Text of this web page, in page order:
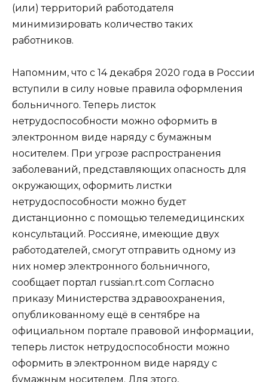
(или) территорий работодателя
минимизировать количество таких
работников.
Напомним, что с 14 декабря 2020 года в России
вступили в силу новые правила оформления
больничного. Теперь листок
нетрудоспособности можно оформить в
электронном виде наряду с бумажным
носителем. При угрозе распространения
заболеваний, представляющих опасность для
окружающих, оформить листки
нетрудоспособности можно будет
дистанционно с помощью телемедицинских
консультаций. Россияне, имеющие двух
работодателей, смогут отправить одному из
них номер электронного больничного,
сообщает портал russian.rt.com Согласно
приказу Министерства здравоохранения,
опубликованному ещё в сентябре на
официальном портале правовой информации,
теперь листок нетрудоспособности можно
оформить в электронном виде наряду с
бумажным носителем. Для этого,